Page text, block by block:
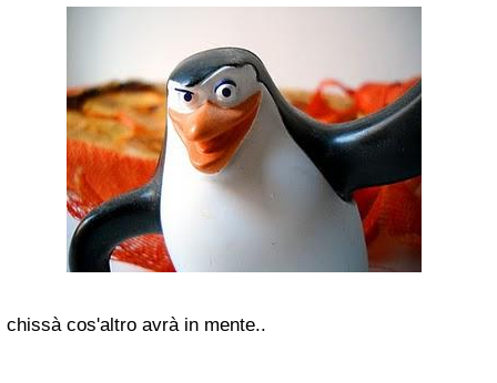
chissà cos'altro avrà in mente..